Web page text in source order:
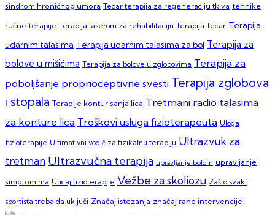
sindrom hroničnog umora Tecar terapija za regeneraciju tkiva tehnike
ručne terapije Terapija laserom za rehabilitaciju Terapija Tecar Terapija
udarnim talasima Terapija udarnim talasima za bol Terapija za
bolove u mišićima Terapija za bolove u zglobovima Terapija za
poboljšanje proprioceptivne svesti Terapija zglobova
i stopala Terapije konturisanja lica Tretmani radio talasima
za konture lica Troškovi usluga fizioterapeuta Uloga
fizioterapije Ultimativni vodič za fizikalnu terapiju Ultrazvuk za
tretman Ultrazvučna terapija upravljanje bolom upravljanje
simptomima Uticaj fizioterapije Vežbe za skoliozu Zašto svaki
sportista treba da uključi Značaj istezanja značaj rane intervencije